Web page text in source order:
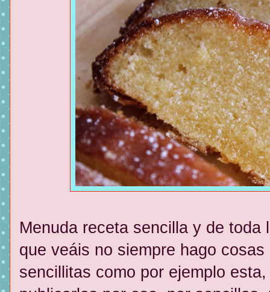
Menuda receta sencilla y de
que veáis no siempre hago
sencillitas como por ejemplo